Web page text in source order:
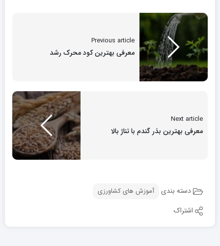
Previous article
معرفی بهترین کود محرک رشد
Next article
معرفی بهترین بذر گندم با تناژ بالا
دسته بندی آموزش های کشاورزی
اشتراک